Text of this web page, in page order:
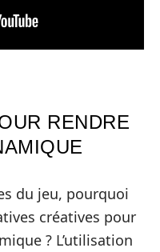
RENDRE
du jeu, pourquoi
créatives pour
? L’utilisation